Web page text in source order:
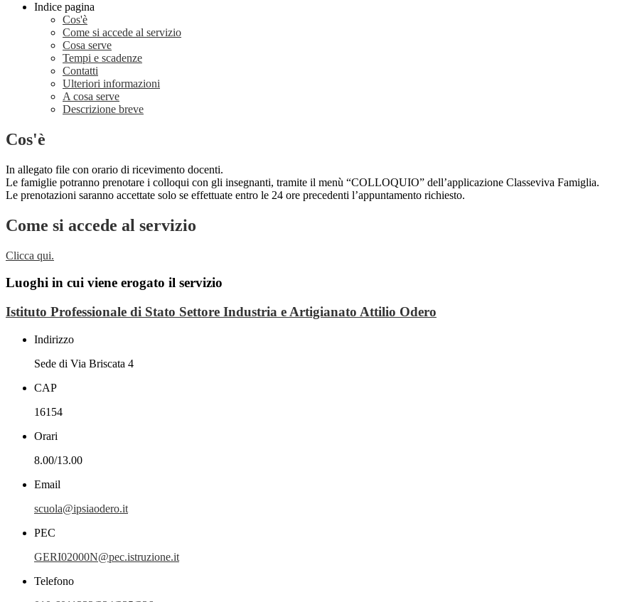
Indice pagina
Cos'è
Come si accede al servizio
Cosa serve
Tempi e scadenze
Contatti
Ulteriori informazioni
A cosa serve
Descrizione breve
Cos'è
In allegato file con orario di ricevimento docenti.
Le famiglie potranno prenotare i colloqui con gli insegnanti, tramite il menù “COLLOQUIO” dell’applicazione Classeviva Famiglia.
Le prenotazioni saranno accettate solo se effettuate entro le 24 ore precedenti l’appuntamento richiesto.
Come si accede al servizio
Clicca qui.
Luoghi in cui viene erogato il servizio
Istituto Professionale di Stato Settore Industria e Artigianato Attilio Odero
Indirizzo
Sede di Via Briscata 4
CAP
16154
Orari
8.00/13.00
Email
scuola@ipsiaodero.it
PEC
GERI02000N@pec.istruzione.it
Telefono